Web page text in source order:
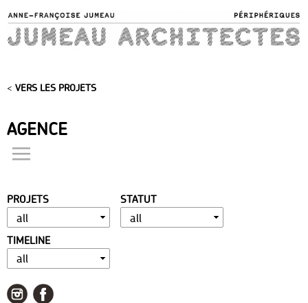
main
content
< VERS LES PROJETS
AGENCE
présentation
distinctions
publications
portfolio
contact
PROJETS STATUT
TIMELINE